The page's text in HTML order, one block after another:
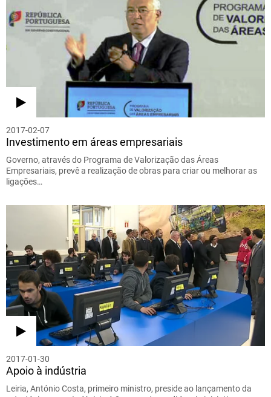
2017-02-07
Investimento em áreas empresariais
Governo, através do Programa de Valorização das Áreas
Empresariais, prevê a realização de obras para criar ou melhorar as
ligações…
2017-01-30
Apoio à indústria
Leiria, António Costa, primeiro ministro, preside ao lançamento da